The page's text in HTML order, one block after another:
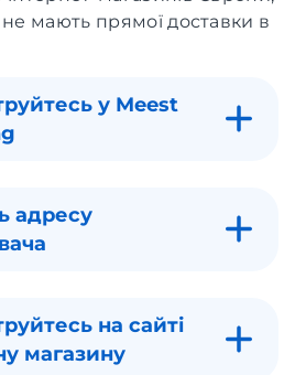
мають прямої доставки в
у Meest
адресу
на сайті
магазину